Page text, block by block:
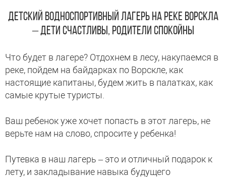
ДЕТСКИЙ ВОДНОСПОРТИВНЫЙ ЛАГЕРЬ НА РЕКЕ ВОРСКЛА
– ДЕТИ СЧАСТЛИВЫ, РОДИТЕЛИ СПОКОЙНЫ
Что будет в лагере? Отдохнем в лесу, накупаемся в
реке, пойдем на байдарках по Ворскле, как
настоящие капитаны, будем жить в палатках, как
самые крутые туристы.
Ваш ребенок уже хочет попасть в этот лагерь, не
верьте нам на слово, спросите у ребенка!
Путевка в наш лагерь – это и отличный подарок к
лету, и закладывание навыка будущего